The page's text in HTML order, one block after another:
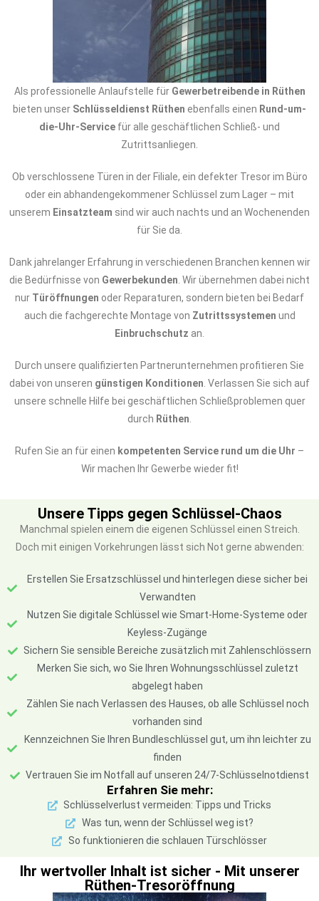
Als professionelle Anlaufstelle für Gewerbetreibende in Rüthen
bieten unser Schlüsseldienst Rüthen ebenfalls einen Rund-um-
die-Uhr-Service für alle geschäftlichen Schließ- und
Zutrittsanliegen.
Ob verschlossene Türen in der Filiale, ein defekter Tresor im Büro
oder ein abhandengekommener Schlüssel zum Lager – mit
unserem Einsatzteam sind wir auch nachts und an Wochenenden
für Sie da.
Dank jahrelanger Erfahrung in verschiedenen Branchen kennen wir
die Bedürfnisse von Gewerbekunden . Wir übernehmen dabei nicht
nur Türöffnungen oder Reparaturen, sondern bieten bei Bedarf
auch die fachgerechte Montage von Zutrittssystemen und
Einbruchschutz an.
Durch unsere qualifizierten Partnerunternehmen profitieren Sie
dabei von unseren günstigen Konditionen . Verlassen Sie sich auf
unsere schnelle Hilfe bei geschäftlichen Schließproblemen quer
durch Rüthen
Rufen Sie an für einen kompetenten Service rund um die Uhr –
Wir machen Ihr Gewerbe wieder fit!
Unsere Tipps gegen Schlüssel-Chaos
Manchmal spielen einem die eigenen Schlüssel einen Streich.
Doch mit einigen Vorkehrungen lässt sich Not gerne abwenden:
Erstellen Sie Ersatzschlüssel und hinterlegen diese sicher bei
Verwandten
Nutzen Sie digitale Schlüssel wie Smart-Home-Systeme oder
Keyless-Zugänge
Sichern Sie sensible Bereiche zusätzlich mit Zahlenschlössern
Merken Sie sich, wo Sie Ihren Wohnungsschlüssel zuletzt
abgelegt haben
Zählen Sie nach Verlassen des Hauses, ob alle Schlüssel noch
vorhanden sind
Kennzeichnen Sie Ihren Bundleschlüssel gut, um ihn leichter zu
finden
Vertrauen Sie im Notfall auf unseren 24/7-Schlüsselnotdienst
Erfahren Sie mehr:
Schlüsselverlust vermeiden: Tipps und Tricks
Was tun, wenn der Schlüssel weg ist?
So funktionieren die schlauen Türschlösser
Ihr wertvoller Inhalt ist sicher - Mit unserer
Rüthen-Tresoröffnung